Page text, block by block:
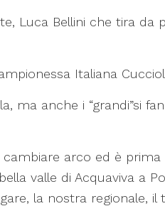
Luca Bellini che tira da
Italiana
ma anche i “grandi”si
arco ed è prima
valle di Acquaviva a
la nostra regionale, il